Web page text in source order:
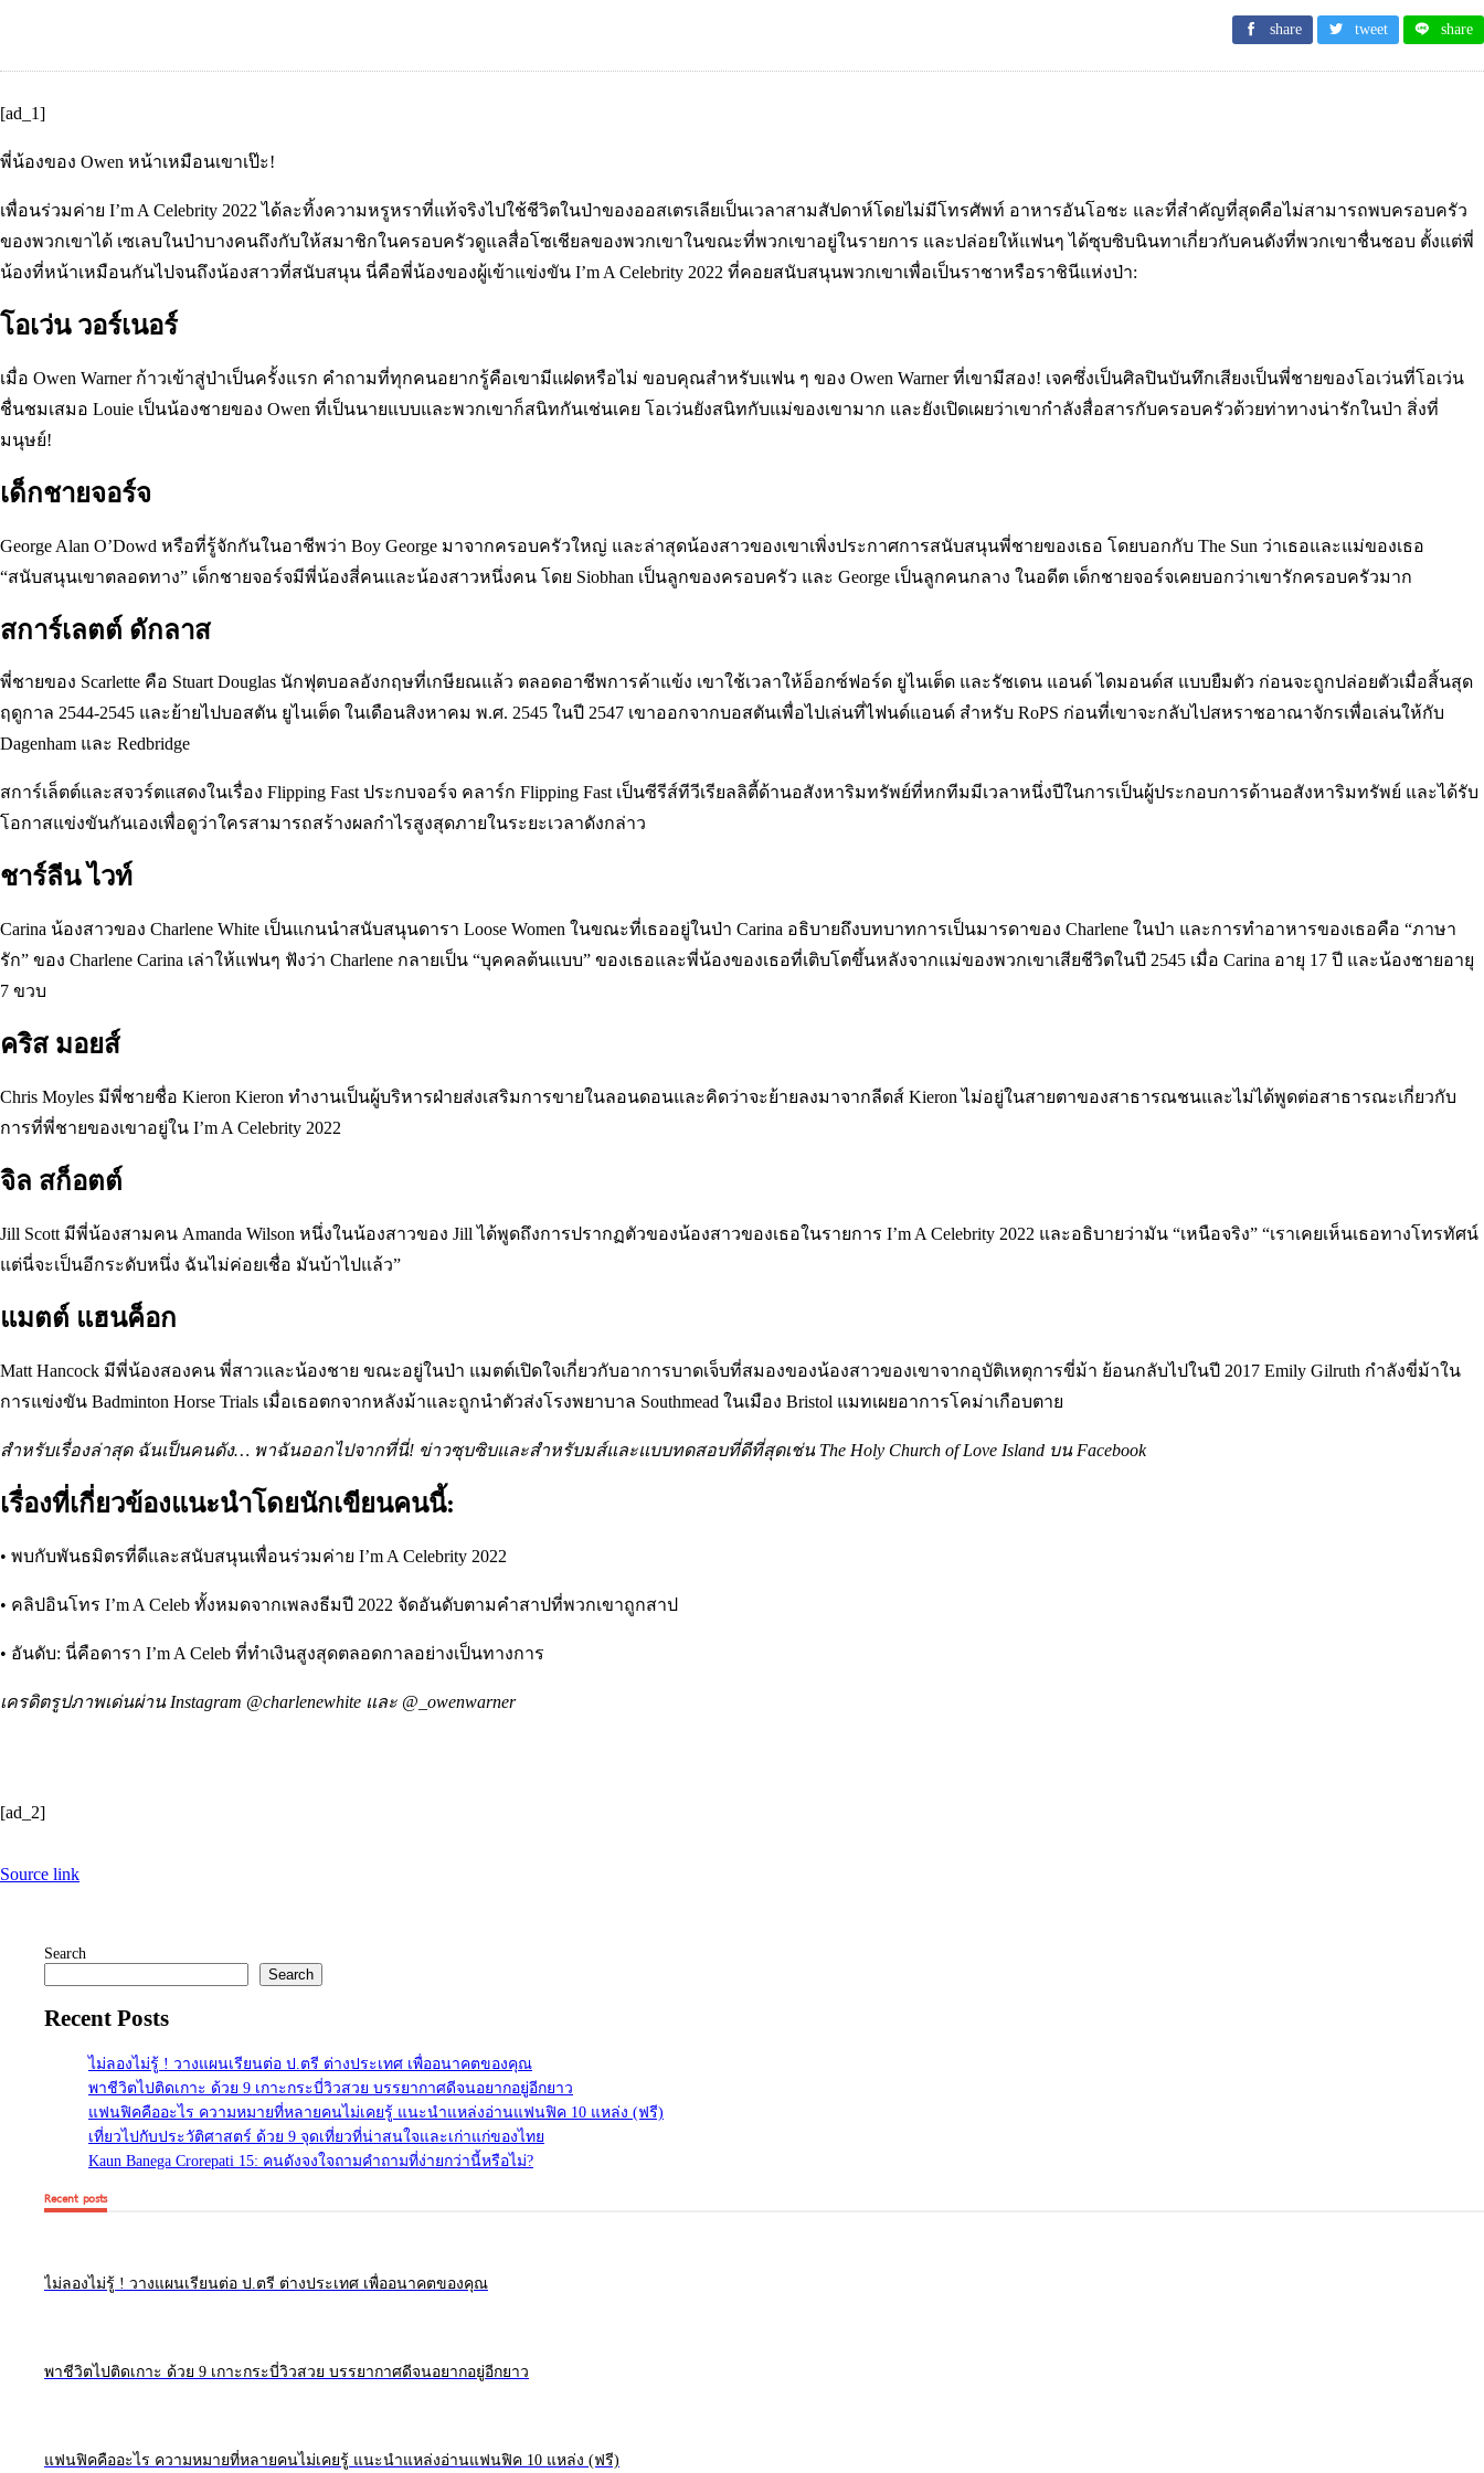
share tweet share
[ad_1]
พี่น้องของ Owen หน้าเหมือนเขาเป๊ะ!
เพื่อนร่วมค่าย I’m A Celebrity 2022 ได้ละทิ้งความหรูหราที่แท้จริงไปใช้ชีวิตในป่าของออสเตรเลียเป็นเวลาสามสัปดาห์โดยไม่มีโทรศัพท์ อาหารอันโอชะ และที่สำคัญที่สุดคือไม่สามารถพบครอบครัว
ของพวกเขาได้ เซเลบในป่าบางคนถึงกับให้สมาชิกในครอบครัวดูแลสื่อโซเชียลของพวกเขาในขณะที่พวกเขาอยู่ในรายการ และปล่อยให้แฟนๆ ได้ซุบซิบนินทาเกี่ยวกับคนดังที่พวกเขาชื่นชอบ ตั้งแต่พี่
น้องที่หน้าเหมือนกันไปจนถึงน้องสาวที่สนับสนุน นี่คือพี่น้องของผู้เข้าแข่งขัน I’m A Celebrity 2022 ที่คอยสนับสนุนพวกเขาเพื่อเป็นราชาหรือราชินีแห่งป่า:
โอเว่น วอร์เนอร์
เมื่อ Owen Warner ก้าวเข้าสู่ป่าเป็นครั้งแรก คำถามที่ทุกคนอยากรู้คือเขามีแฝดหรือไม่ ขอบคุณสำหรับแฟน ๆ ของ Owen Warner ที่เขามีสอง! เจคซึ่งเป็นศิลปินบันทึกเสียงเป็นพี่ชายของโอเว่นที่โอเว่น
ชื่นชมเสมอ Louie เป็นน้องชายของ Owen ที่เป็นนายแบบและพวกเขาก็สนิทกันเช่นเคย โอเว่นยังสนิทกับแม่ของเขามาก และยังเปิดเผยว่าเขากำลังสื่อสารกับครอบครัวด้วยท่าทางน่ารักในป่า สิ่งที่
มนุษย์!
เด็กชายจอร์จ
George Alan O’Dowd หรือที่รู้จักกันในอาชีพว่า Boy George มาจากครอบครัวใหญ่ และล่าสุดน้องสาวของเขาเพิ่งประกาศการสนับสนุนพี่ชายของเธอ โดยบอกกับ The Sun ว่าเธอและแม่ของเธอ
“สนับสนุนเขาตลอดทาง” เด็กชายจอร์จมีพี่น้องสี่คนและน้องสาวหนึ่งคน โดย Siobhan เป็นลูกของครอบครัว และ George เป็นลูกคนกลาง ในอดีต เด็กชายจอร์จเคยบอกว่าเขารักครอบครัวมาก
สการ์เลตต์ ดักลาส
พี่ชายของ Scarlette คือ Stuart Douglas นักฟุตบอลอังกฤษที่เกษียณแล้ว ตลอดอาชีพการค้าแข้ง เขาใช้เวลาให้อ็อกซ์ฟอร์ด ยูไนเต็ด และรัชเดน แอนด์ ไดมอนด์ส แบบยืมตัว ก่อนจะถูกปล่อยตัวเมื่อสิ้นสุด
ฤดูกาล 2544-2545 และย้ายไปบอสตัน ยูไนเต็ด ในเดือนสิงหาคม พ.ศ. 2545 ในปี 2547 เขาออกจากบอสตันเพื่อไปเล่นที่ไฟนด์แอนด์ สำหรับ RoPS ก่อนที่เขาจะกลับไปสหราชอาณาจักรเพื่อเล่นให้กับ
Dagenham และ Redbridge
สการ์เล็ตต์และสจวร์ตแสดงในเรื่อง Flipping Fast ประกบจอร์จ คลาร์ก Flipping Fast เป็นซีรีส์ทีวีเรียลลิตี้ด้านอสังหาริมทรัพย์ที่หกทีมมีเวลาหนึ่งปีในการเป็นผู้ประกอบการด้านอสังหาริมทรัพย์ และได้รับ
โอกาสแข่งขันกันเองเพื่อดูว่าใครสามารถสร้างผลกำไรสูงสุดภายในระยะเวลาดังกล่าว
ชาร์ลีน ไวท์
Carina น้องสาวของ Charlene White เป็นแกนนำสนับสนุนดารา Loose Women ในขณะที่เธออยู่ในป่า Carina อธิบายถึงบทบาทการเป็นมารดาของ Charlene ในป่า และการทำอาหารของเธอคือ “ภาษา
รัก” ของ Charlene Carina เล่าให้แฟนๆ ฟังว่า Charlene กลายเป็น “บุคคลต้นแบบ” ของเธอและพี่น้องของเธอที่เติบโตขึ้นหลังจากแม่ของพวกเขาเสียชีวิตในปี 2545 เมื่อ Carina อายุ 17 ปี และน้องชายอายุ
7 ขวบ
คริส มอยส์
Chris Moyles มีพี่ชายชื่อ Kieron Kieron ทำงานเป็นผู้บริหารฝ่ายส่งเสริมการขายในลอนดอนและคิดว่าจะย้ายลงมาจากลีดส์ Kieron ไม่อยู่ในสายตาของสาธารณชนและไม่ได้พูดต่อสาธารณะเกี่ยวกับ
การที่พี่ชายของเขาอยู่ใน I’m A Celebrity 2022
จิล สก็อตต์
Jill Scott มีพี่น้องสามคน Amanda Wilson หนึ่งในน้องสาวของ Jill ได้พูดถึงการปรากฏตัวของน้องสาวของเธอในรายการ I’m A Celebrity 2022 และอธิบายว่ามัน “เหนือจริง” “เราเคยเห็นเธอทางโทรทัศน์
แต่นี่จะเป็นอีกระดับหนึ่ง ฉันไม่ค่อยเชื่อ มันบ้าไปแล้ว”
แมตต์ แฮนค็อก
Matt Hancock มีพี่น้องสองคน พี่สาวและน้องชาย ขณะอยู่ในป่า แมตต์เปิดใจเกี่ยวกับอาการบาดเจ็บที่สมองของน้องสาวของเขาจากอุบัติเหตุการขี่ม้า ย้อนกลับไปในปี 2017 Emily Gilruth กำลังขี่ม้าใน
การแข่งขัน Badminton Horse Trials เมื่อเธอตกจากหลังม้าและถูกนำตัวส่งโรงพยาบาล Southmead ในเมือง Bristol แมทเผยอาการโคม่าเกือบตาย
สำหรับเรื่องล่าสุด ฉันเป็นคนดัง… พาฉันออกไปจากที่นี่! ข่าวซุบซิบและสำหรับมส์และแบบทดสอบที่ดีที่สุดเช่น The Holy Church of Love Island บน Facebook
เรื่องที่เกี่ยวข้องแนะนำโดยนักเขียนคนนี้:
• พบกับพันธมิตรที่ดีและสนับสนุนเพื่อนร่วมค่าย I’m A Celebrity 2022
• คลิปอินโทร I’m A Celeb ทั้งหมดจากเพลงธีมปี 2022 จัดอันดับตามคำสาปที่พวกเขาถูกสาป
• อันดับ: นี่คือดารา I’m A Celeb ที่ทำเงินสูงสุดตลอดกาลอย่างเป็นทางการ
เครดิตรูปภาพเด่นผ่าน Instagram @charlenewhite และ @_owenwarner
[ad_2]
Source link
Search
Search
Recent Posts
ไม่ลองไม่รู้ ! วางแผนเรียนต่อ ป.ตรี ต่างประเทศ เพื่ออนาคตของคุณ
พาชีวิตไปติดเกาะ ด้วย 9 เกาะกระบี่วิวสวย บรรยากาศดีจนอยากอยู่อีกยาว
แฟนฟิคคืออะไร ความหมายที่หลายคนไม่เคยรู้ แนะนำแหล่งอ่านแฟนฟิค 10 แหล่ง (ฟรี)
เที่ยวไปกับประวัติศาสตร์ ด้วย 9 จุดเที่ยวที่น่าสนใจและเก่าแก่ของไทย
Kaun Banega Crorepati 15: คนดังจงใจถามคำถามที่ง่ายกว่านี้หรือไม่?
Recent posts
ไม่ลองไม่รู้ ! วางแผนเรียนต่อ ป.ตรี ต่างประเทศ เพื่ออนาคตของคุณ
พาชีวิตไปติดเกาะ ด้วย 9 เกาะกระบี่วิวสวย บรรยากาศดีจนอยากอยู่อีกยาว
แฟนฟิคคืออะไร ความหมายที่หลายคนไม่เคยรู้ แนะนำแหล่งอ่านแฟนฟิค 10 แหล่ง (ฟรี)